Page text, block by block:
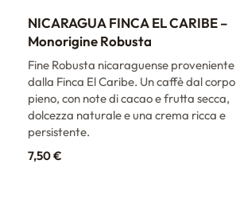
NICARAGUA FINCA EL CARIBE –
Monorigine Robusta
Fine Robusta nicaraguense proveniente
dalla Finca El Caribe. Un caffè dal corpo
pieno, con note di cacao e frutta secca,
dolcezza naturale e una crema ricca e
persistente.
7,50€